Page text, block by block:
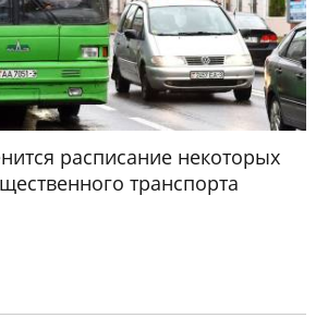
расписание некоторых
транспорта